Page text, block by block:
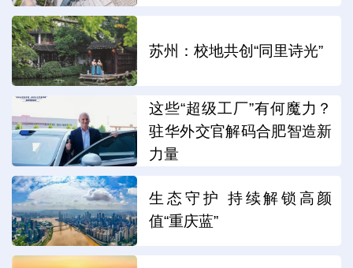
苏州：校地共创“同里诗光”
这些“超级工厂”有何魔力？
驻华外交官解码合肥智造新
力量
生态守护 持续解锁高颜
值“重庆蓝”